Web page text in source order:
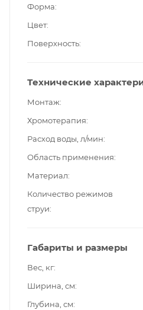
Форма
Цвет
Поверхность
Технические
Монтаж
Хромотерапия
Расход воды, л/мин
Область применения
Материал
Количество режимов
струи
Габариты и размеры
Вес, кг
Ширина, см
Глубина, см